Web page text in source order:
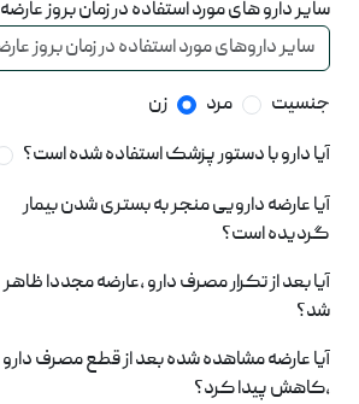
سایر دارو های مورد استفاده در زمان بروز عارضه
جنسیت مرد
زن
آیا دارو با دستور پزشک استفاده شده است؟
آیا عارضه دارویی منجر به بستری شدن بیمار
گردیده است؟
آیا بعد از تکرار مصرف دارو ،عارضه مجددا ظاهر
شد؟
آیا عارضه مشاهده شده بعد از قطع مصرف دارو
،کاهش پیدا کرد؟